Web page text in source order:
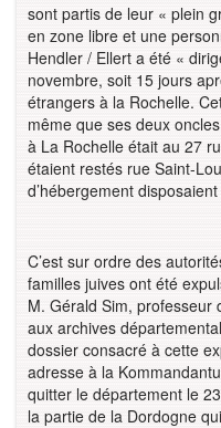
sont partis de leur « plein
en zone libre et une
Hendler / Ellert a été «
novembre, soit 15 jours
étrangers à la Rochelle.
même que ses deux
à La Rochelle était au 27
étaient restés rue Saint-
d’hébergement
C’est sur ordre des
familles juives ont été
M. Gérald Sim, professeur
aux archives
dossier consacré à cette
adresse à la
quitter le département le
la partie de la Dordogne